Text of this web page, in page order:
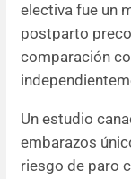
electiva fue un
postparto
comparación
Un estudio
embarazos
riesgo de paro